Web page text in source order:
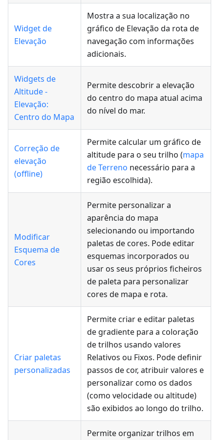
Widget de
Elevação
Mostra a sua localização no
gráfico de Elevação da rota de
navegação com informações
adicionais.
Widgets de
Altitude -
Elevação:
Centro do Mapa
Permite descobrir a elevação
do centro do mapa atual acima
do nível do mar.
Correção de
elevação
(offline)
Permite calcular um gráfico de
altitude para o seu trilho (mapa
de Terreno necessário para a
região escolhida).
Modificar
Esquema de
Cores
Permite personalizar a
aparência do mapa
selecionando ou importando
paletas de cores. Pode editar
esquemas incorporados ou
usar os seus próprios ficheiros
de paleta para personalizar
cores de mapa e rota.
Criar paletas
personalizadas
Permite criar e editar paletas
de gradiente para a coloração
de trilhos usando valores
Relativos ou Fixos. Pode definir
passos de cor, atribuir valores e
personalizar como os dados
(como velocidade ou altitude)
são exibidos ao longo do trilho.
Permite organizar trilhos em